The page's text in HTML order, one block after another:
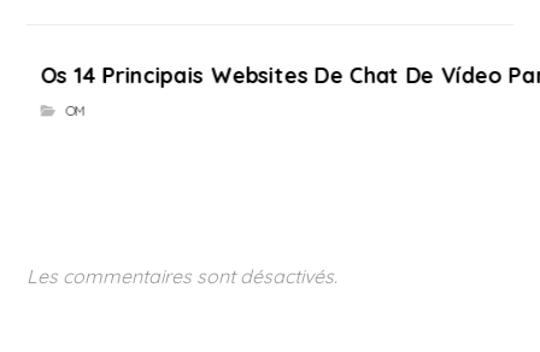
Os 14 Principais Websites De Chat De Vídeo
OM
Les commentaires sont désactivés.